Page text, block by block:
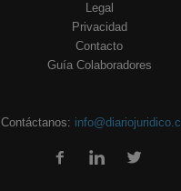
Legal
Privacidad
Contacto
Guía Colaboradores
Contáctanos: